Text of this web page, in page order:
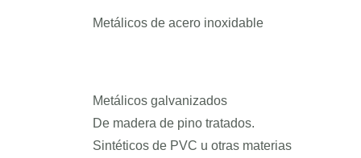
Metálicos de acero inoxidable
Metálicos galvanizados
De madera de pino tratados.
Sintéticos de PVC u otras materias